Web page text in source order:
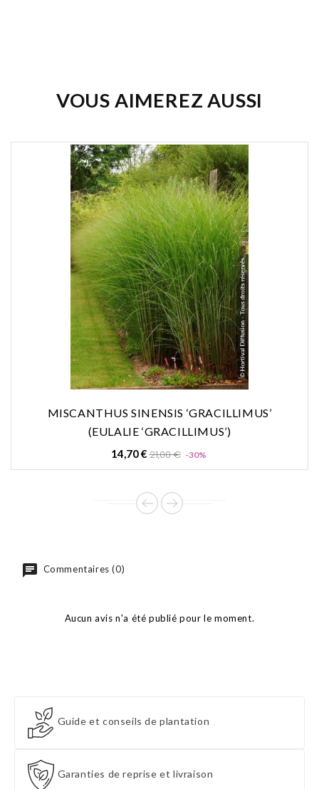
VOUS AIMEREZ AUSSI
MISCANTHUS SINENSIS ‘GRACILLIMUS’
(EULALIE ‘GRACILLIMUS’)
14,70 €Prix
21,00 € -30%
Commentaires (0)
Aucun avis n'a été publié pour le moment.
Guide et conseils de plantation
Garanties de reprise et livraison